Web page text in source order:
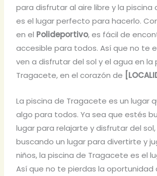
para disfrutar al aire libre y la piscina
es el lugar perfecto para hacerlo.
en el Polideportivo, es fácil de
accesible para todos. Así que no te
ven a disfrutar del sol y el agua en la
Tragacete, en el corazón de
La piscina de Tragacete es un lugar
algo para todos. Ya sea que estés
lugar para relajarte y disfrutar del
buscando un lugar para divertirte y
niños, la piscina de Tragacete es el
Así que no te pierdas la oportunidad